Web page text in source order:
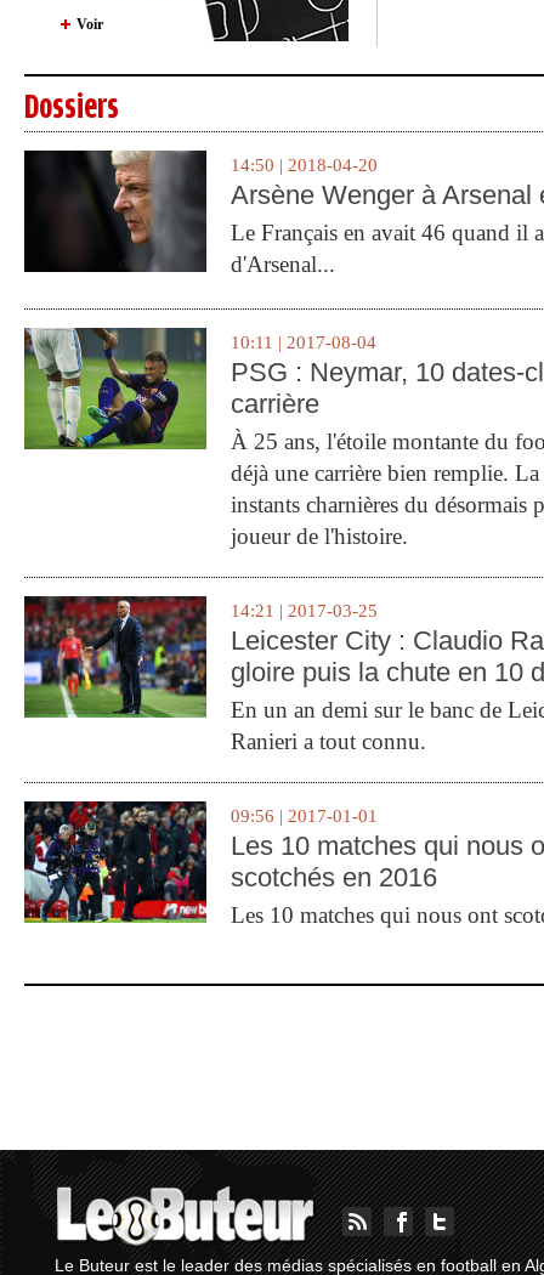
Voir
Dossiers
14:50 | 2018-04-20
Arsène Wenger à Arsenal
Le Français en avait 46 quand il
d'Arsenal...
10:11 | 2017-08-04
PSG : Neymar, 10 dates-
carrière
À 25 ans, l'étoile montante du
déjà une carrière bien remplie.
instants charnières du désormais
joueur de l'histoire.
14:21 | 2017-03-25
Leicester City : Claudio
gloire puis la chute en 10
En un an demi sur le banc de
Ranieri a tout connu.
09:56 | 2017-01-01
Les 10 matches qui nous
scotchés en 2016
Les 10 matches qui nous ont
Le Buteur est le leader des médias spécialisés en football en